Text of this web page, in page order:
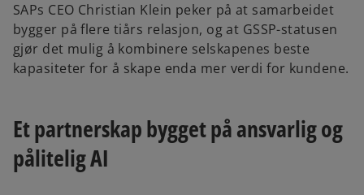
i
d
SAPs CEO Christian Klein peker på at samarbeidet
bygger på flere tiårs relasjon, og at GSSP-statusen
gjør det mulig å kombinere selskapenes beste
kapasiteter for å skape enda mer verdi for kundene.
Et partnerskap bygget på ansvarlig og
pålitelig AI